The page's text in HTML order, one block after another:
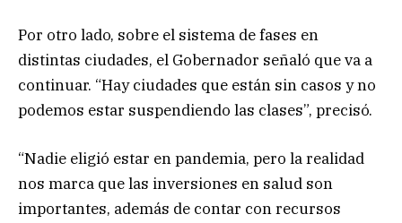
Por otro lado, sobre el sistema de fases en
distintas ciudades, el Gobernador señaló que va a
continuar. “Hay ciudades que están sin casos y no
podemos estar suspendiendo las clases”, precisó.
“Nadie eligió estar en pandemia, pero la realidad
nos marca que las inversiones en salud son
importantes, además de contar con recursos